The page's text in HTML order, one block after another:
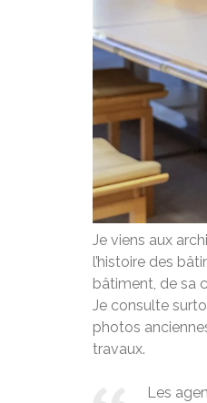
Je viens aux
l’histoire des
bâtiment, de sa
Je consulte
photos
travaux.
Les